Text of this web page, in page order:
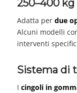
250–400 kg
Adatta per due
Alcuni modelli
interventi
Sistema di
I cingoli in